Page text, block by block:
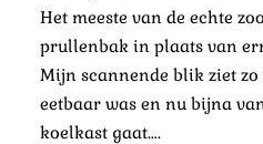
Het meeste van de echte
prullenbak in plaats van
Mijn scannende blik ziet
eetbaar was en nu bijna
koelkast gaat….